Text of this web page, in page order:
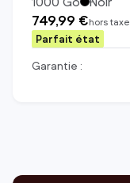
749,99 €hors taxe
Parfait état
Garantie :